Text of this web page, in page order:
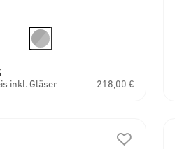
inkl. Gläser 218,00 €